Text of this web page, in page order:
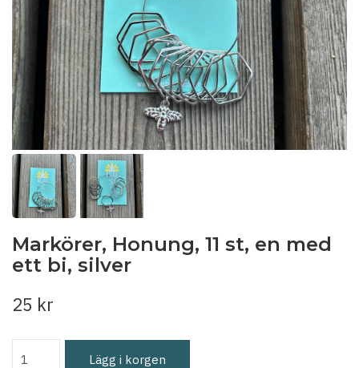
Markörer, Honung, 11 st, en med
ett bi, silver
25 kr
Lägg i korgen